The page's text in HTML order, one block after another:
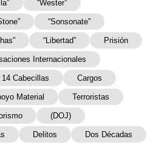
“Wester”
“Sonsonate”
“Libertad” Prisión
Internacionales
14 Cabecillas Cargos
Material Terroristas
(DOJ)
Delitos Dos Décadas